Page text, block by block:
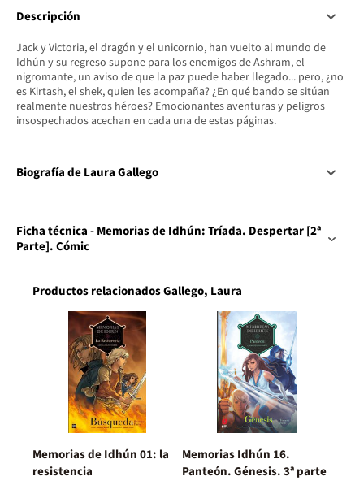
Descripción
Jack y Victoria, el dragón y el unicornio, han vuelto al mundo de
Idhún y su regreso supone para los enemigos de Ashram, el
nigromante, un aviso de que la paz puede haber llegado... pero, ¿no
es Kirtash, el shek, quien les acompaña? ¿En qué bando se sitúan
realmente nuestros héroes? Emocionantes aventuras y peligros
insospechados acechan en cada una de estas páginas.
Biografía de Laura Gallego
Ficha técnica - Memorias de Idhún: Tríada. Despertar [2ª
Parte]. Cómic
Productos relacionados Gallego, Laura
Memorias de Idhún 01: la
resistencia
Memorias Idhún 16.
Panteón. Génesis. 3ª parte